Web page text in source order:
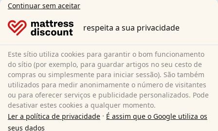
Centro de informações
Condições de envio
Termos e condições gerais (clientes particulares)
Proteção de dados
Biscoitos
Política de cancelamento
Impressão
Rescindir o contrato
Sleezzz GmbH
Continuar sem aceitar
respeita a sua privacidade
Este sítio utiliza cookies para garantir o bom funcionamento
do sítio (por exemplo, para guardar artigos no seu cesto de
compras ou simplesmente para iniciar sessão). São também
utilizados para medir anonimamente o número de visitantes
ou para oferecer serviços e publicidade personalizados. Pode
desativar estes cookies a qualquer momento.
Ler a política de privacidade · É assim que o Google utiliza os
seus dados